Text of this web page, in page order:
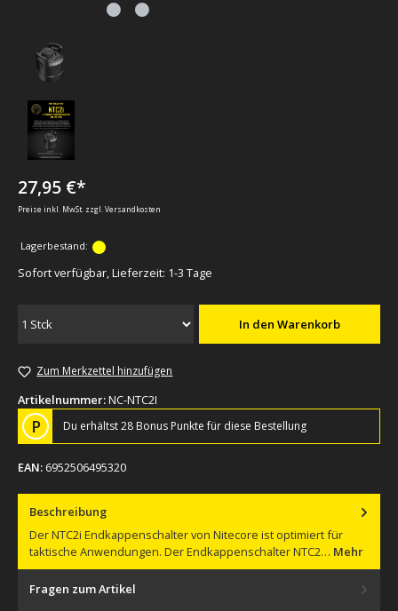
27,95 €*
Preise inkl. MwSt. zzgl. Versandkosten
Lagerbestand:
Sofort verfügbar, Lieferzeit: 1-3 Tage
In den Warenkorb
Zum Merkzettel hinzufügen
Artikelnummer:NC-NTC2I
P Du erhältst 28 Bonus Punkte für diese Bestellung
EAN: 6952506495320
Beschreibung
Der NTC2i Endkappenschalter von Nitecore ist optimiert für
taktische Anwendungen. Der Endkappenschalter NTC2… Mehr
Fragen zum Artikel